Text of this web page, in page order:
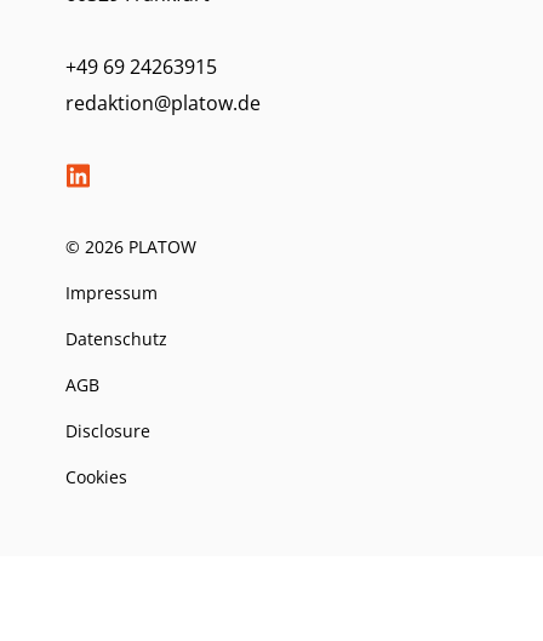
+49 69 24263915
redaktion@platow.de
© 2026 PLATOW
Impressum
Datenschutz
AGB
Disclosure
Cookies